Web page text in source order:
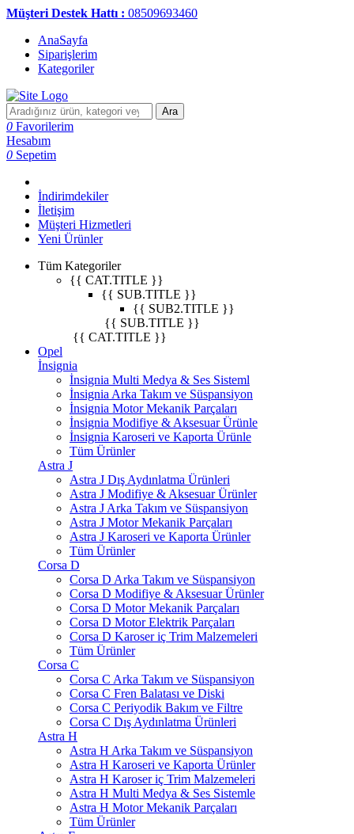
Müşteri Destek Hattı : 08509693460
AnaSayfa
Siparişlerim
Kategoriler
Ara
0 Favorilerim
Hesabım
0 Sepetim
İndirimdekiler
İletişim
Müşteri Hizmetleri
Yeni Ürünler
Tüm Kategoriler
{{ CAT.TITLE }}
{{ SUB.TITLE }}
{{ SUB2.TITLE }}
{{ SUB.TITLE }}
{{ CAT.TITLE }}
Opel
İnsignia
İnsignia Multi Medya & Ses Sisteml
İnsignia Arka Takım ve Süspansiyon
İnsignia Motor Mekanik Parçaları
İnsignia Modifiye & Aksesuar Ürünle
İnsignia Karoseri ve Kaporta Ürünle
Tüm Ürünler
Astra J
Astra J Dış Aydınlatma Ürünleri
Astra J Modifiye & Aksesuar Ürünler
Astra J Arka Takım ve Süspansiyon
Astra J Motor Mekanik Parçaları
Astra J Karoseri ve Kaporta Ürünler
Tüm Ürünler
Corsa D
Corsa D Arka Takım ve Süspansiyon
Corsa D Modifiye & Aksesuar Ürünler
Corsa D Motor Mekanik Parçaları
Corsa D Motor Elektrik Parçaları
Corsa D Karoser iç Trim Malzemeleri
Tüm Ürünler
Corsa C
Corsa C Arka Takım ve Süspansiyon
Corsa C Fren Balatası ve Diski
Corsa C Periyodik Bakım ve Filtre
Corsa C Dış Aydınlatma Ürünleri
Astra H
Astra H Arka Takım ve Süspansiyon
Astra H Karoseri ve Kaporta Ürünler
Astra H Karoser iç Trim Malzemeleri
Astra H Multi Medya & Ses Sistemle
Astra H Motor Mekanik Parçaları
Tüm Ürünler